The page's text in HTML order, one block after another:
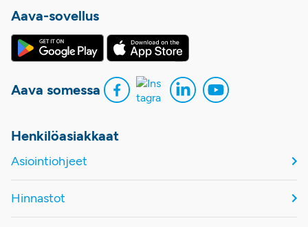
Aava-sovellus
Aava somessa
Henkilöasiakkaat
Asiointiohjeet
Hinnastot